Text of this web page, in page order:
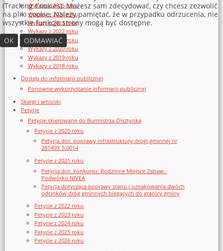
Wykazy z 2025 roku
Wykazy z 2024 roku
Wykazy z 2023 roku
Wykazy z 2022 roku
Wykazy z 2021 roku
Wykazy z 2020 roku
Wykazy z 2019 roku
Wykazy z 2018 roku
Dostęp do informacji publicznej
Ponowne wykorzystanie informacji publicznej
Skargi i wnioski
Petycje
Petycje skierowane do Burmistrza Olsztynka
Petycje z 2020 roku
Petycja dot. poprawy infrastruktury drogi gminnej nr
281409_5.0014
Petycje z 2021 roku
Petycja dot. konkursu: Rodzinne Miejsce Zabaw -
Podwórko NIVEA
Petycja dotycząca poprawy stanu i oznakowania dwóch
odcinków dróg gminnych biegących do granicy gminy
Petycje z 2022 roku
Petycje z 2023 roku
Petycje z 2024 roku
Petycje z 2025 roku
Petycje z 2026 roku
(Tracking Cookies). Możesz sam zdecydować, czy chcesz zezwolić
na pliki cookie. Należy pamiętać, że w przypadku odrzucenia, nie
wszystkie funkcje strony mogą być dostępne.
OK
ODMAWIAĆ